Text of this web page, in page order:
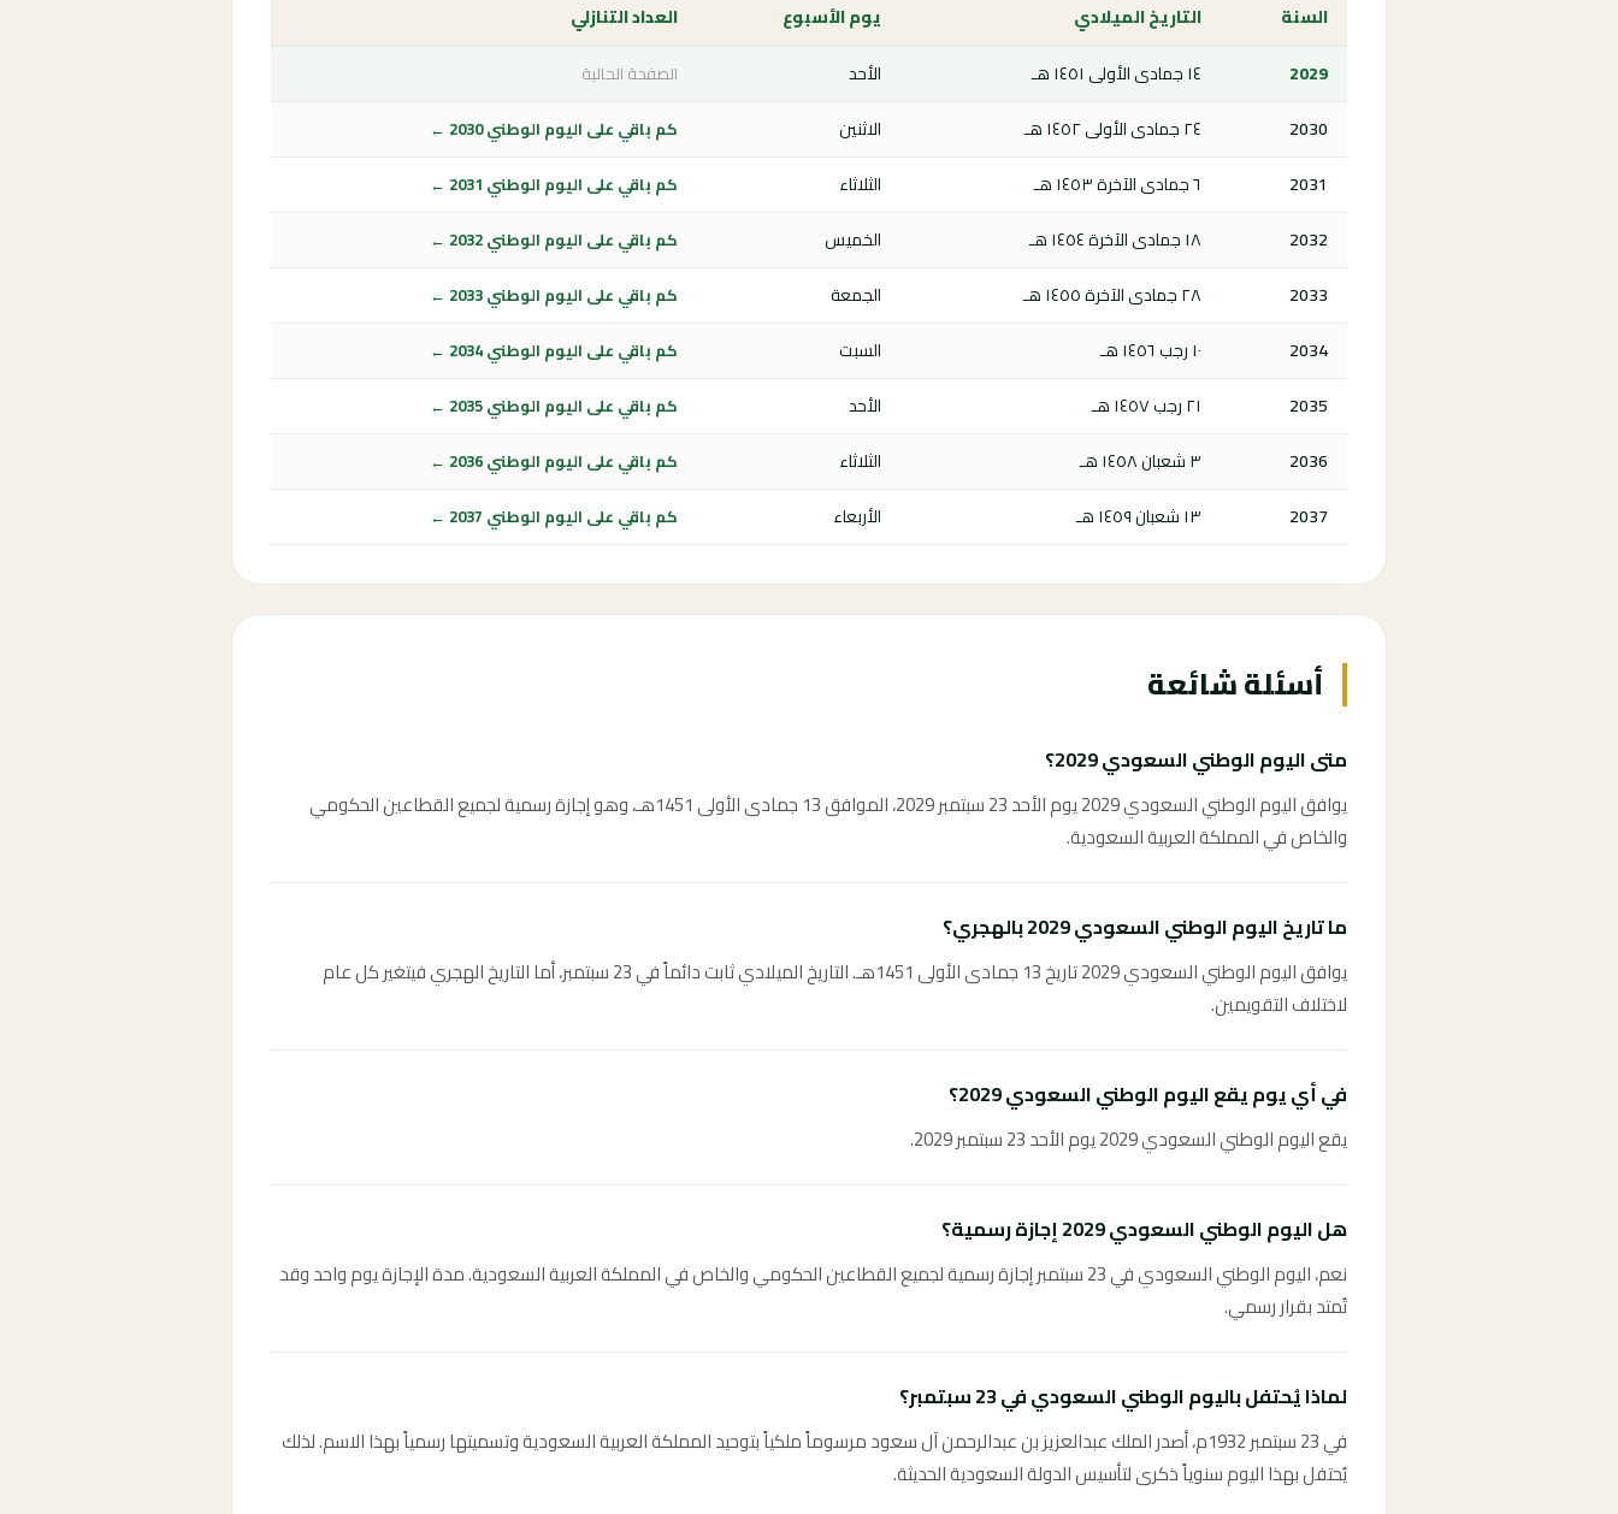
السنة التاريخ الميلادي يوم الأسبوع
العداد التنازلي
2029
١٤ جمادى الأولى ١٤٥١ هـ الأحد الصفحة الحالية
2030 ٢٤ جمادى الأولى ١٤٥٢ هـ الاثنين كم باقي على اليوم الوطني 2030 ←
2031 ٦ جمادى الآخرة ١٤٥٣ هـ الثلاثاء كم باقي على اليوم الوطني 2031 ←
2032 ١٨ جمادى الآخرة ١٤٥٤ هـ الخميس كم باقي على اليوم الوطني 2032 ←
2033 ٢٨ جمادى الآخرة ١٤٥٥ هـ الجمعة كم باقي على اليوم الوطني 2033 ←
2034 ١٠ رجب ١٤٥٦ هـ السبت كم باقي على اليوم الوطني 2034 ←
2035 ٢١ رجب ١٤٥٧ هـ الأحد كم باقي على اليوم الوطني 2035 ←
2036 ٣ شعبان ١٤٥٨ هـ الثلاثاء كم باقي على اليوم الوطني 2036 ←
2037 ١٣ شعبان ١٤٥٩ هـ الأربعاء كم باقي على اليوم الوطني 2037 ←
أسئلة شائعة
متى اليوم الوطني السعودي 2029؟
يوافق اليوم الوطني السعودي 2029 يوم الأحد 23 سبتمبر 2029، الموافق 13 جمادى الأولى 1451هـ، وهو إجازة رسمية لجميع القطاعين الحكومي
والخاص في المملكة العربية السعودية.
ما تاريخ اليوم الوطني السعودي 2029 بالهجري؟
يوافق اليوم الوطني السعودي 2029 تاريخ 13 جمادى الأولى 1451هـ. التاريخ الميلادي ثابت دائماً في 23 سبتمبر، أما التاريخ الهجري فيتغير كل عام
لاختلاف التقويمين.
في أي يوم يقع اليوم الوطني السعودي 2029؟
يقع اليوم الوطني السعودي 2029 يوم الأحد 23 سبتمبر 2029.
هل اليوم الوطني السعودي 2029 إجازة رسمية؟
نعم، اليوم الوطني السعودي في 23 سبتمبر إجازة رسمية لجميع القطاعين الحكومي والخاص في المملكة العربية السعودية. مدة الإجازة يوم واحد وقد
تُمتد بقرار رسمي.
لماذا يُحتفل باليوم الوطني السعودي في 23 سبتمبر؟
في 23 سبتمبر 1932م، أصدر الملك عبدالعزيز بن عبدالرحمن آل سعود مرسوماً ملكياً بتوحيد المملكة العربية السعودية وتسميتها رسمياً بهذا الاسم. لذلك
يُحتفل بهذا اليوم سنوياً ذكرى لتأسيس الدولة السعودية الحديثة.